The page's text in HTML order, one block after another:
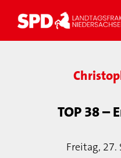
TOP 38 –
Freitag, 27.